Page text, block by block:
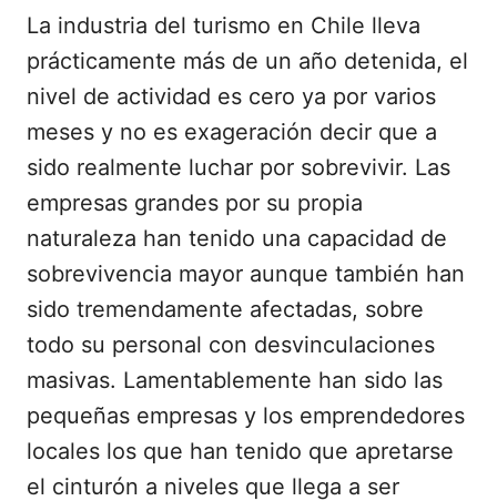
La industria del turismo en Chile lleva
prácticamente más de un año detenida, el
nivel de actividad es cero ya por varios
meses y no es exageración decir que a
sido realmente luchar por sobrevivir. Las
empresas grandes por su propia
naturaleza han tenido una capacidad de
sobrevivencia mayor aunque también han
sido tremendamente afectadas, sobre
todo su personal con desvinculaciones
masivas. Lamentablemente han sido las
pequeñas empresas y los emprendedores
locales los que han tenido que apretarse
el cinturón a niveles que llega a ser